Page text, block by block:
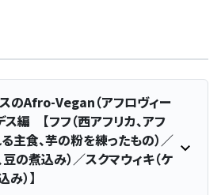
のAfro-Vegan（アフロヴィー
編 【フフ（西アフリカ、アフ
主食、芋の粉を練ったもの）／
の煮込み）／スクマウィキ（ケ
）】